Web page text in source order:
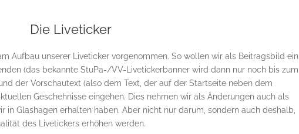
Die Liveticker
Aufbau unserer Liveticker vorgenommen. So wollen wir als Beitragsbild ein
(das bekannte StuPa-/VV-Livetickerbanner wird dann nur noch bis zum
der Vorschautext (also dem Text, der auf der Startseite neben dem
Geschehnisse eingehen. Dies nehmen wir als Änderungen auch als
in Glashagen erhalten haben. Aber nicht nur darum, sondern auch deshalb,
des Livetickers erhöhen werden.